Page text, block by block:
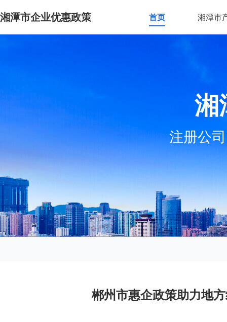
湘潭市企业优惠政策 首页 湘潭市
湘
注册公
郴州市惠企政策助力地